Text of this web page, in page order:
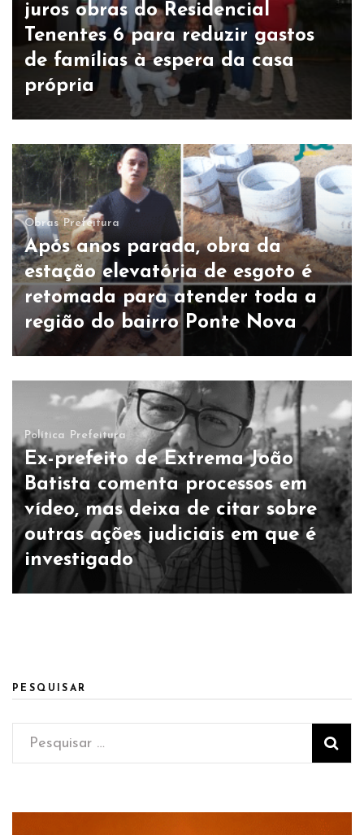
juros obras do Residencial
Tenentes 6 para reduzir gastos
de famílias à espera da casa
própria
Obras Prefeitura
Após anos parada, obra da
estação elevatória de esgoto é
retomada para atender toda a
região do bairro Ponte Nova
Política Prefeitura
Ex-prefeito de Extrema João
Batista comenta processos em
vídeo, mas deixa de citar sobre
outras ações judiciais em que é
investigado
PESQUISAR
Pesquisar
por: